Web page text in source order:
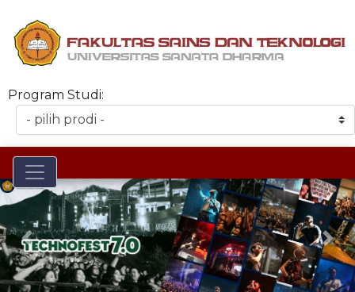
Program Studi:
Toggle navigation
Previous